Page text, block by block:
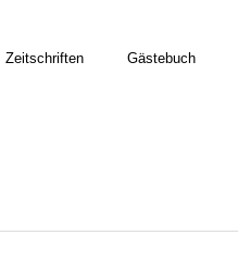
Zeitschriften Gästebuch